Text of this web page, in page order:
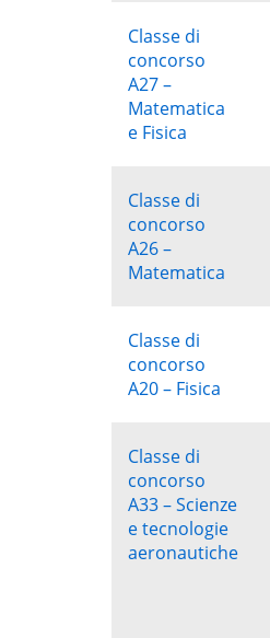
Classe di
concorso
A27 –
Matematica
e Fisica
Classe di
concorso
A26 –
Matematica
Classe di
concorso
A20 – Fisica
Classe di
concorso
A33 – Scienze
e tecnologie
aeronautiche